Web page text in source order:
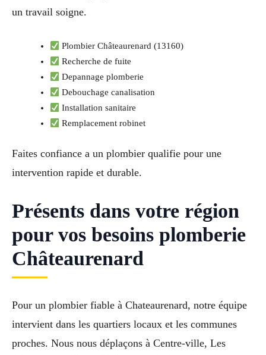
un travail soigne.
Plombier Châteaurenard (13160)
Recherche de fuite
Depannage plomberie
Debouchage canalisation
Installation sanitaire
Remplacement robinet
Faites confiance a un plombier qualifie pour une
intervention rapide et durable.
Présents dans votre région
pour vos besoins plomberie
Châteaurenard
Pour un plombier fiable à Chateaurenard, notre équipe
intervient dans les quartiers locaux et les communes
proches. Nous nous déplaçons à Centre-ville, Les